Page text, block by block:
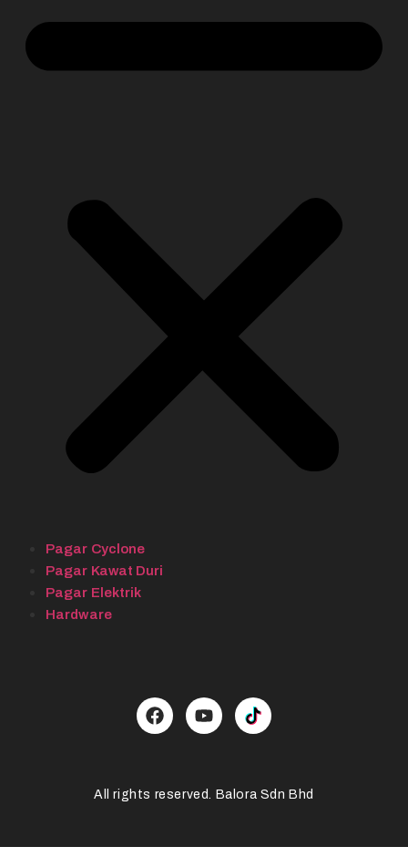
Pagar Cyclone
Pagar Kawat Duri
Pagar Elektrik
Hardware
All rights reserved. Balora Sdn Bhd